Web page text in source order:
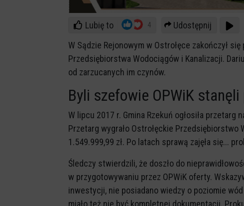
Lubię to 4
Udostępnij
W Sądzie Rejonowym w Ostrołęce zakończył
Przedsiębiorstwa Wodociągów i Kanalizacji.
od zarzucanych im czynów.
Byli szefowie OPWiK
W lipcu 2017 r. Gmina Rzekuń ogłosiła
Przetarg wygrało Ostrołęckie
1.549.999,99 zł. Po latach sprawą zajęła się...
Śledczy stwierdzili, że doszło do
w przygotowywaniu przez OPWiK oferty.
inwestycji, nie posiadano wiedzy o poziomie
miało też nie być kompletnej dokumentacji.